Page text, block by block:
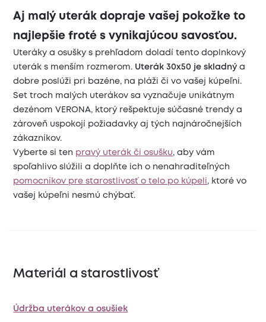
Aj malý uterák dopraje vašej pokožke to
najlepšie froté s vynikajúcou savosťou.
Uteráky a osušky s prehľadom doladí tento doplnkový
uterák s menším rozmerom. Uterák 30x50 je skladný a
dobre poslúži pri bazéne, na pláži či vo vašej kúpeľni.
Set troch malých uterákov sa vyznačuje unikátnym
dezénom VERONA, ktorý rešpektuje súčasné trendy a
zároveň uspokojí požiadavky aj tých najnáročnejších
zákazníkov.
Vyberte si ten pravý uterák či osušku, aby vám
spoľahlivo slúžili a doplňte ich o nenahraditeľných
pomocníkov pre starostlivosť o telo po kúpeli, ktoré vo
vašej kúpeľni nesmú chýbať.
Materiál a starostlivosť
Údržba uterákov a osušiek